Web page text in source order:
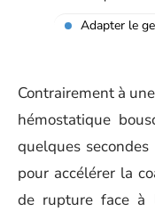
Adapter le
Contrairement à
hémostatique
quelques
pour accélérer la
de rupture face à